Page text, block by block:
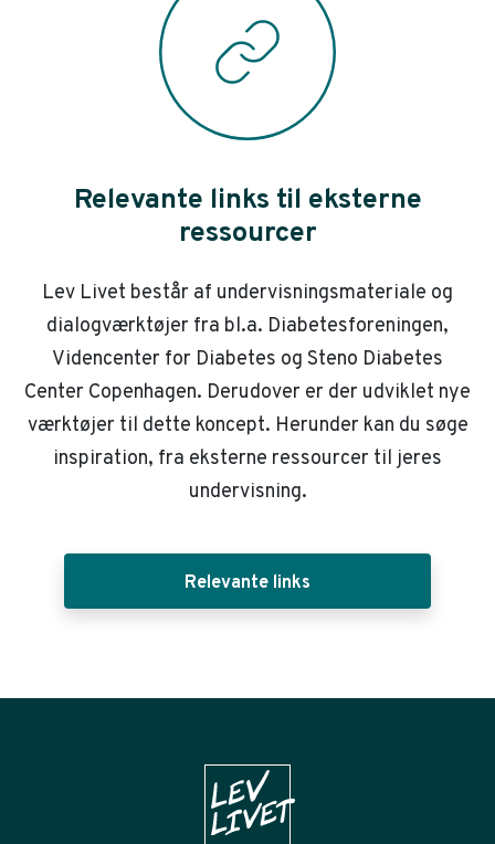
Relevante links til eksterne
ressourcer
Lev Livet består af undervisningsmateriale og
dialogværktøjer fra bl.a. Diabetesforeningen,
Videncenter for Diabetes og Steno Diabetes
Center Copenhagen. Derudover er der udviklet nye
værktøjer til dette koncept. Herunder kan du søge
inspiration, fra eksterne ressourcer til jeres
undervisning.
Relevante links